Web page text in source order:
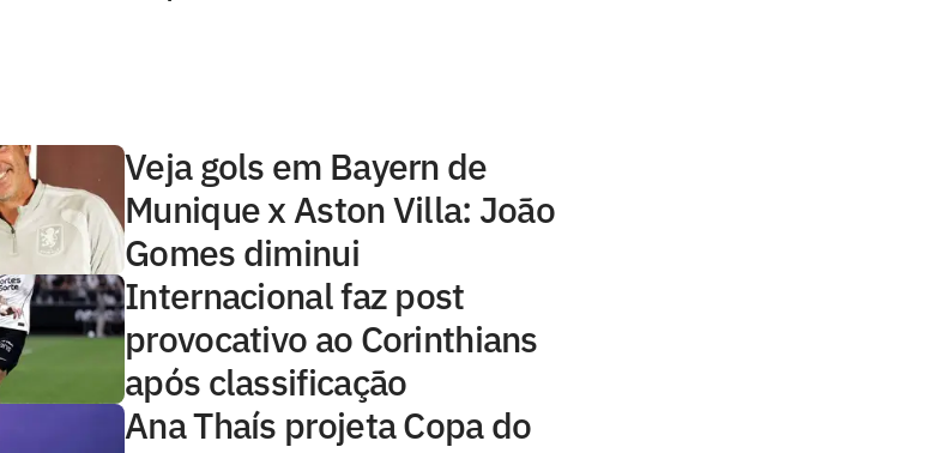
Veja gols em Bayern de
Munique x Aston Villa: João
Gomes diminui
Internacional faz post
provocativo ao Corinthians
após classificação
Ana Thaís projeta Copa do